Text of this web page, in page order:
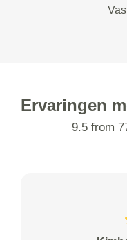
Ervaringen
9.5 from